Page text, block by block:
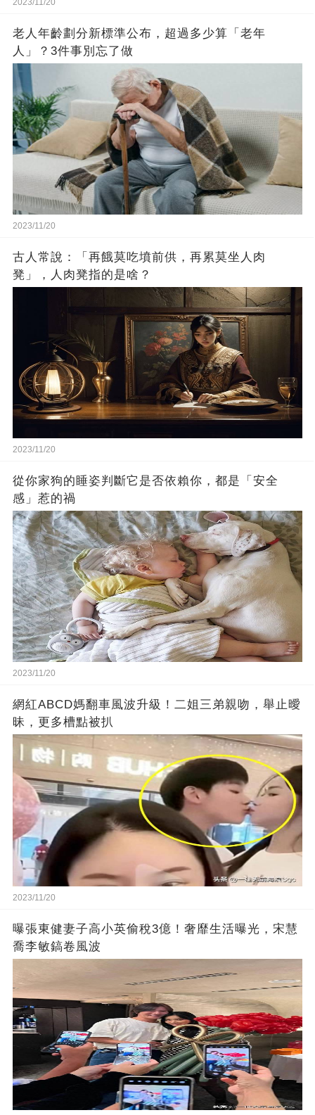
2023/11/20
老人年齡劃分新標準公布，超過多少算「老年
人」？3件事別忘了做
2023/11/20
古人常說：「再餓莫吃墳前供，再累莫坐人肉
凳」，人肉凳指的是啥？
2023/11/20
從你家狗的睡姿判斷它是否依賴你，都是「安全
感」惹的禍
2023/11/20
網紅ABCD媽翻車風波升級！二姐三弟親吻，舉止曖
昧，更多槽點被扒
2023/11/20
曝張東健妻子高小英偷稅3億！奢靡生活曝光，宋慧
喬李敏鎬卷風波